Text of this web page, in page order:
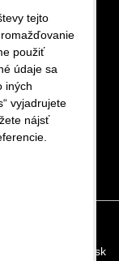
údajov
BiznisWeb.sk
tejto
použiť
údaje sa
iných
vyjadrujete
nájsť